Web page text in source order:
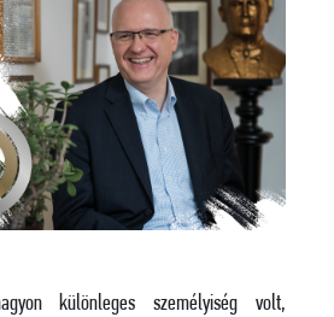
különleges személyiség volt,